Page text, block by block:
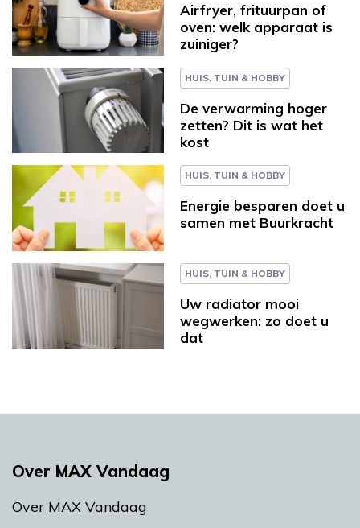
Airfryer, frituurpan of
oven: welk apparaat is
zuiniger?
HUIS, TUIN & HOBBY
De verwarming hoger
zetten? Dit is wat het
kost
HUIS, TUIN & HOBBY
Energie besparen doet u
samen met Buurkracht
HUIS, TUIN & HOBBY
Uw radiator mooi
wegwerken: zo doet u
dat
Over MAX Vandaag
Over MAX Vandaag